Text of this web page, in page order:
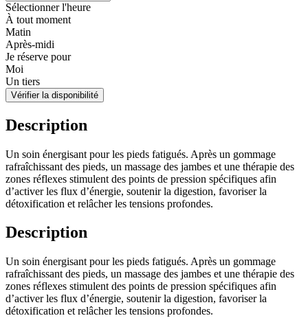
Sélectionner l'heure
À tout moment
Matin
Après-midi
Je réserve pour
Moi
Un tiers
Vérifier la disponibilité
Description
Un soin énergisant pour les pieds fatigués. Après un gommage
rafraîchissant des pieds, un massage des jambes et une thérapie des
zones réflexes stimulent des points de pression spécifiques afin
d’activer les flux d’énergie, soutenir la digestion, favoriser la
détoxification et relâcher les tensions profondes.
Description
Un soin énergisant pour les pieds fatigués. Après un gommage
rafraîchissant des pieds, un massage des jambes et une thérapie des
zones réflexes stimulent des points de pression spécifiques afin
d’activer les flux d’énergie, soutenir la digestion, favoriser la
détoxification et relâcher les tensions profondes.